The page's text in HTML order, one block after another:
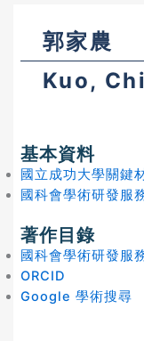
郭家農
Kuo,
基本資料
國立成功大學關鍵
國科會學術研發服
著作目錄
國科會學術研發服
ORCID
Google 學術搜尋